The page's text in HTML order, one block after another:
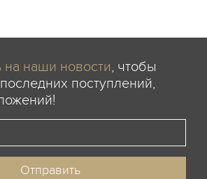
наши новости, чтобы
поступлений,